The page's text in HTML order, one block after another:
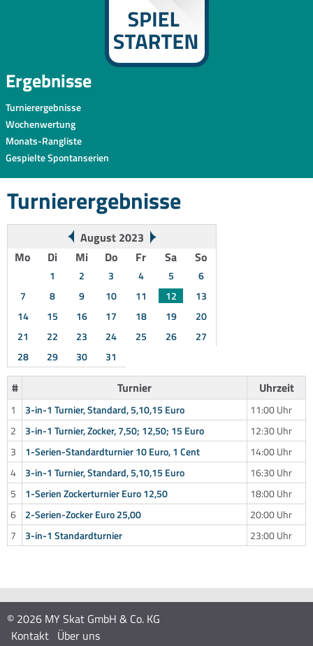
Ergebnisse
Turnierergebnisse
Wochenwertung
Monats-Rangliste
Gespielte Spontanserien
Turnierergebnisse
August 2023
Mo
Di Mi Do Fr Sa So
1 2 3 4 5
6
7
8 9 10 11 12
13
14
15 16 17 18 19
20
21
22 23 24 25 26
27
28
29 30 31
# Turnier Uhrzeit
1 3-in-1 Turnier, Standard, 5,10,15 Euro
11:00 Uhr
2
3-in-1 Turnier, Zocker, 7,50; 12,50; 15 Euro
12:30 Uhr
3
1-Serien-Standardturnier 10 Euro, 1 Cent
14:00 Uhr
4
3-in-1 Turnier, Standard, 5,10,15 Euro
16:30 Uhr
5
1-Serien Zockerturnier Euro 12,50
18:00 Uhr
6
2-Serien-Zocker Euro 25,00
20:00 Uhr
7
3-in-1 Standardturnier 23:00 Uhr
© 2026 MY Skat GmbH & Co. KG
Kontakt Über uns